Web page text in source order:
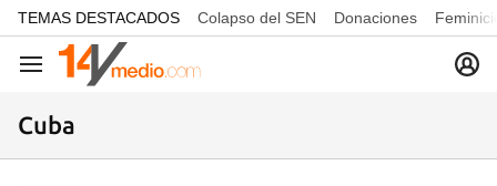
common.go-to-content
TEMAS DESTACADOS Colapso del SEN Donaciones
Navegación
Cuba